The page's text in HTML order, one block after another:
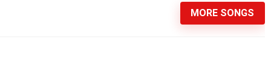
MORE SONGS